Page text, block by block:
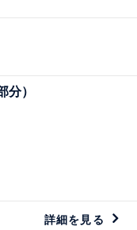
）
詳細を見る